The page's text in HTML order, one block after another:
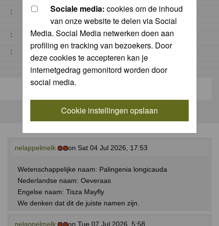
Sociale media: cookies om de inhoud
van onze website te delen via Social
Media. Social Media netwerken doen aan
profiling en tracking van bezoekers. Door
deze cookies te accepteren kan je
internetgedrag gemonitord worden door
social media.
Cookie instellingen opslaan
:
:
:
nelappelmelk on Sat 04 Jul 2026, 17:53
Wetenschappelijke naam: Palingenia longicauda
Nederlandse naam: Oeveraas
Engelse naam: Tisza Mayfly
We denken dat dit de juiste namen zijn.
nelappelmelk on Tue 07 Jul 2026, 5:58